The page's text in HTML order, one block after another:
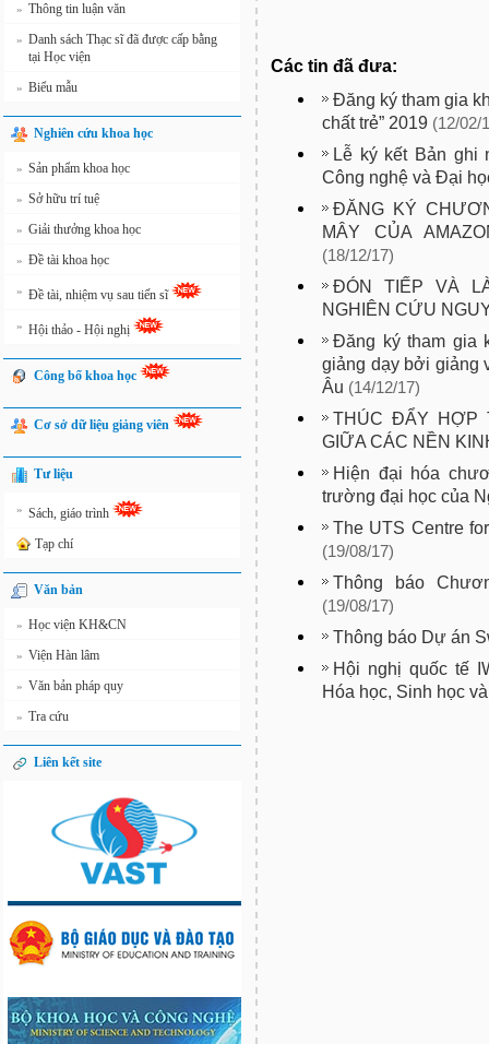
» Thông tin luận văn
» Danh sách Thạc sĩ đã được cấp bằng
tại Học viện
» Biểu mẫu
Nghiên cứu khoa học
» Sản phẩm khoa học
» Sở hữu trí tuệ
» Giải thưởng khoa học
» Đề tài khoa học
» Đề tài, nhiệm vụ sau tiến sĩ
» Hội thảo - Hội nghị
Công bố khoa học
Cơ sở dữ liệu giảng viên
Tư liệu
» Sách, giáo trình
Tạp chí
Văn bản
» Học viện KH&CN
» Viện Hàn lâm
» Văn bản pháp quy
» Tra cứu
Liên kết site
Các tin đã đưa:
Đăng ký tham gia
chất trẻ” 2019 (12/02/
Lễ ký kết Bản ghi
Công nghệ và Đại
ĐĂNG KÝ
MÂY CỦA
(18/12/17)
ĐÓN TIẾP VÀ
NGHIÊN CỨU
Đăng ký tham gia
giảng dạy bởi giảng
Âu (14/12/17)
THÚC ĐẨY HỢP
GIỮA CÁC NỀN
Hiện đại hóa
trường đại học của
The UTS Centre
(19/08/17)
Thông báo
(19/08/17)
Thông báo Dự án
Hội nghị quốc tế
Hóa học, Sinh học